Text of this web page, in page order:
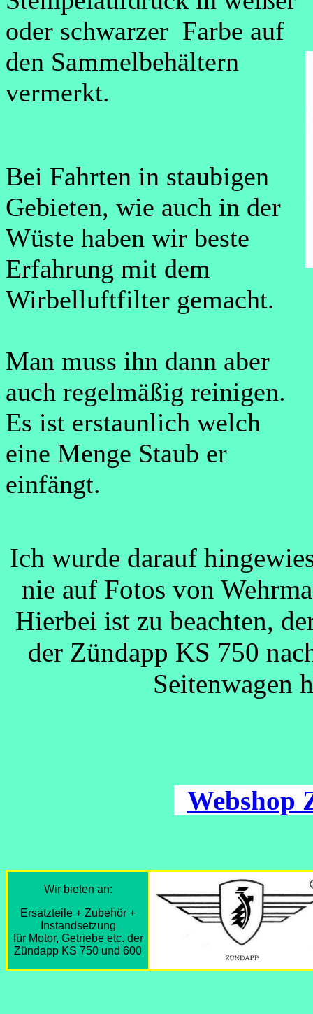
oder schwarzer Farbe auf
den Sammelbehältern
vermerkt.
Bei Fahrten in staubigen
Gebieten, wie auch in der
Wüste haben wir beste
Erfahrung mit dem
Wirbelluftfilter gemacht.
Man muss ihn dann aber
auch regelmäßig reinigen.
Es ist erstaunlich welch
eine Menge Staub er
einfängt.
Ich wurde darauf
nie auf Fotos von
Hierbei ist zu beachten,
der Zündapp KS 750
Seitenwagen
Webshop
Wir bieten an:
Ersatzteile + Zubehör +
Instandsetzung
für Motor, Getriebe etc. der
Zündapp KS 750 und 600